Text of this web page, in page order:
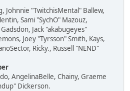
Johnnie "TwitchisMental" Ballew,
Sami "SychO" Mazouz,
Jack "akabugeyes"
Joey "Tyrsson" Smith, Kays,
Ricky., Russell "NEND"
AngelinaBelle, Chainy, Graeme
Dickerson.